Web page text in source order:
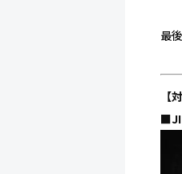
最
【
■